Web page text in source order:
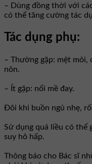
– Dùng đồng thời với
có thể tăng cường tác
Tác dụng phụ:
– Thường gặp: mệt mỏi,
nôn.
– Ít gặp: nổi mề đay.
Đôi khi buồn ngủ nhẹ,
Sử dụng quá liều có thể
suy hô hấp.
Thông báo cho Bác sĩ